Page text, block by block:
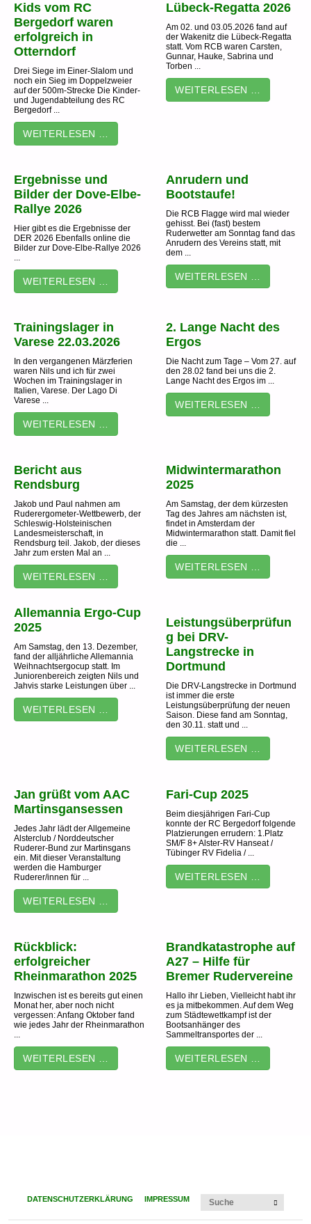
Kids vom RC
Bergedorf waren
erfolgreich in
Otterndorf
Drei Siege im Einer-Slalom und
noch ein Sieg im Doppelzweier
auf der 500m-Strecke Die Kinder-
und Jugendabteilung des RC
Bergedorf ...
WEITERLESEN …
Lübeck-Regatta 2026
Am 02. und 03.05.2026 fand auf
der Wakenitz die Lübeck-Regatta
statt. Vom RCB waren Carsten,
Gunnar, Hauke, Sabrina und
Torben ...
WEITERLESEN …
Ergebnisse und
Bilder der Dove-Elbe-
Rallye 2026
Hier gibt es die Ergebnisse der
DER 2026 Ebenfalls online die
Bilder zur Dove-Elbe-Rallye 2026
...
WEITERLESEN …
Anrudern und
Bootstaufe!
Die RCB Flagge wird mal wieder
gehisst. Bei (fast) bestem
Ruderwetter am Sonntag fand das
Anrudern des Vereins statt, mit
dem ...
WEITERLESEN …
Trainingslager in
Varese 22.03.2026
In den vergangenen Märzferien
waren Nils und ich für zwei
Wochen im Trainingslager in
Italien, Varese. Der Lago Di
Varese ...
WEITERLESEN …
2. Lange Nacht des
Ergos
Die Nacht zum Tage – Vom 27. auf
den 28.02 fand bei uns die 2.
Lange Nacht des Ergos im ...
WEITERLESEN …
Bericht aus
Rendsburg
Jakob und Paul nahmen am
Ruderergometer-Wettbewerb, der
Schleswig-Holsteinischen
Landesmeisterschaft, in
Rendsburg teil. Jakob, der dieses
Jahr zum ersten Mal an ...
WEITERLESEN …
Midwintermarathon
2025
Am Samstag, der dem kürzesten
Tag des Jahres am nächsten ist,
findet in Amsterdam der
Midwintermarathon statt. Damit fiel
die ...
WEITERLESEN …
Allemannia Ergo-Cup
2025
Am Samstag, den 13. Dezember,
fand der alljährliche Allemannia
Weihnachtsergocup statt. Im
Juniorenbereich zeigten Nils und
Jahvis starke Leistungen über ...
WEITERLESEN …
Leistungsüberprüfun
g bei DRV-
Langstrecke in
Dortmund
Die DRV-Langstrecke in Dortmund
ist immer die erste
Leistungsüberprüfung der neuen
Saison. Diese fand am Sonntag,
den 30.11. statt und ...
WEITERLESEN …
Jan grüßt vom AAC
Martinsgansessen
Jedes Jahr lädt der Allgemeine
Alsterclub / Norddeutscher
Ruderer-Bund zur Martinsgans
ein. Mit dieser Veranstaltung
werden die Hamburger
Ruderer/innen für ...
WEITERLESEN …
Fari-Cup 2025
Beim diesjährigen Fari-Cup
konnte der RC Bergedorf folgende
Platzierungen errudern: 1.Platz
SM/F 8+ Alster-RV Hanseat /
Tübinger RV Fidelia / ...
WEITERLESEN …
Rückblick:
erfolgreicher
Rheinmarathon 2025
Inzwischen ist es bereits gut einen
Monat her, aber noch nicht
vergessen: Anfang Oktober fand
wie jedes Jahr der Rheinmarathon
...
WEITERLESEN …
Brandkatastrophe auf
A27 – Hilfe für
Bremer Rudervereine
Hallo ihr Lieben, Vielleicht habt ihr
es ja mitbekommen. Auf dem Weg
zum Städtewettkampf ist der
Bootsanhänger des
Sammeltransportes der ...
WEITERLESEN …
DATENSCHUTZERKLÄRUNG IMPRESSUM SUCHE